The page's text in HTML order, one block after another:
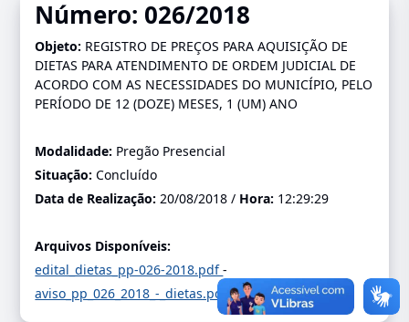
Número: 026/2018
Objeto: REGISTRO DE PREÇOS PARA AQUISIÇÃO DE
DIETAS PARA ATENDIMENTO DE ORDEM JUDICIAL DE
ACORDO COM AS NECESSIDADES DO MUNICÍPIO, PELO
PERÍODO DE 12 (DOZE) MESES, 1 (UM) ANO
Modalidade: Pregão Presencial
Situação:Concluído
Data de Realização:20/08/2018 / Hora: 12:29:29
Arquivos Disponíveis:
edital_dietas_pp-026-2018.pdf-
aviso_pp_026_2018_-_dietas.pdf-